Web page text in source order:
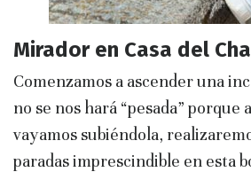
Mirador en Casa del
Comenzamos a ascender una
no se nos hará “pesada” porque
vayamos subiéndola,
paradas imprescindible en esta